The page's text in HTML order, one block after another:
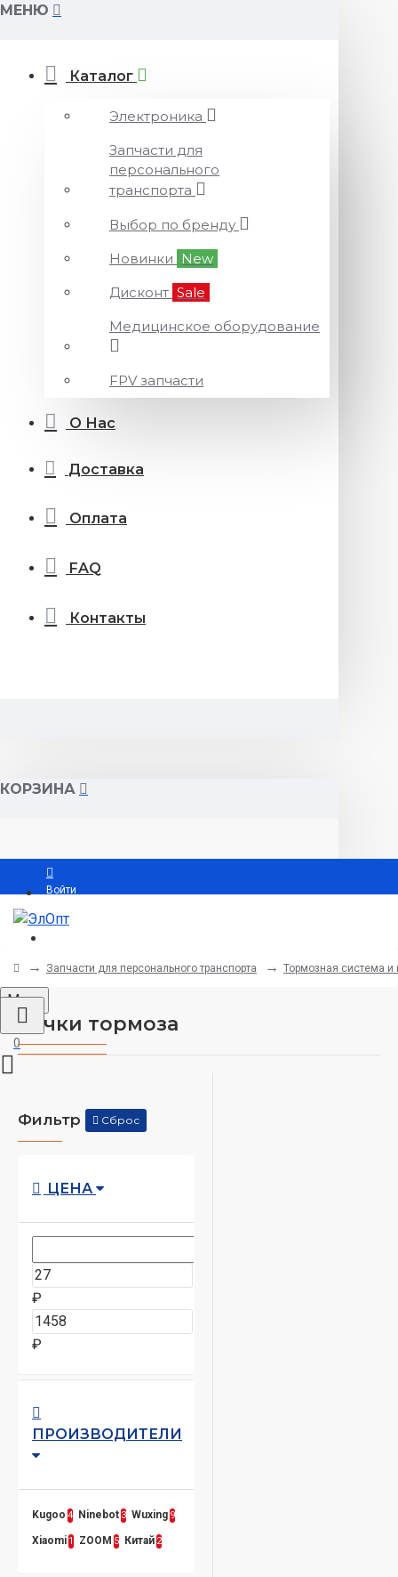
МЕНЮ
Каталог
Электроника
Запчасти для
персонального
транспорта
Выбор по бренду
Новинки
New
Дисконт Sale
Медицинское оборудование
FPV запчасти
О Нас
Доставка
Оплата
FAQ
Контакты
КОРЗИНА
Войти
Menu
0
Запчасти для персонального транспорта Тормозная система
Ручки тормоза
Фильтр Сброс
ЦЕНА
₽
₽
ПРОИЗВОДИТЕЛИ
Kugoo 4 Ninebot 3 Wuxing 9
Xiaomi 1 ZOOM 5 Китай 2